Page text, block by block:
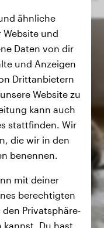
ähnliche
und
Daten von dir
und Anzeigen
Drittanbietern
Website zu
kann auch
stattfinden. Wir
die wir in den
benennen.
mit deiner
berechtigten
Privatsphäre-
kannst. Du hast